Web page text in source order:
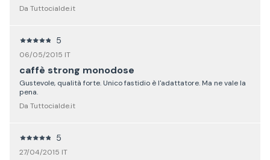
Da Tuttocialde.it
5
06/05/2015 IT
caffè strong monodose
Gustevole, qualità forte. Unico fastidio è l'adattatore. Ma ne vale la
pena.
Da Tuttocialde.it
5
27/04/2015 IT